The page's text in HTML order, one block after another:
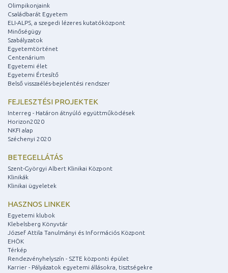
Olimpikonjaink
Családbarát Egyetem
ELI-ALPS, a szegedi lézeres kutatóközpont
Minőségügy
Szabályzatok
Egyetemtörténet
Centenárium
Egyetemi élet
Egyetemi Értesítő
Belső visszaélés-bejelentési rendszer
FEJLESZTÉSI PROJEKTEK
Interreg - Határon átnyúló együttműködések
Horizon2020
NKFI alap
Széchenyi 2020
BETEGELLÁTÁS
Szent-Györgyi Albert Klinikai Központ
Klinikák
Klinikai ügyeletek
HASZNOS LINKEK
Egyetemi klubok
Klebelsberg Könyvtár
József Attila Tanulmányi és Információs Központ
EHÖK
Térkép
Rendezvényhelyszín - SZTE központi épület
Karrier - Pályázatok egyetemi állásokra, tisztségekre